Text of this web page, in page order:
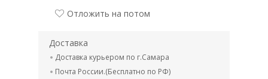
Отложить на потом
Доставка
Доставка курьером по г.Самара
Почта России.(Бесплатно по РФ)